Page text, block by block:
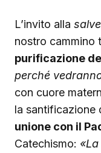
L’invito alla
nostro cammino
purificazione
perché
con cuore
la santificazione
unione con il
Catechismo: